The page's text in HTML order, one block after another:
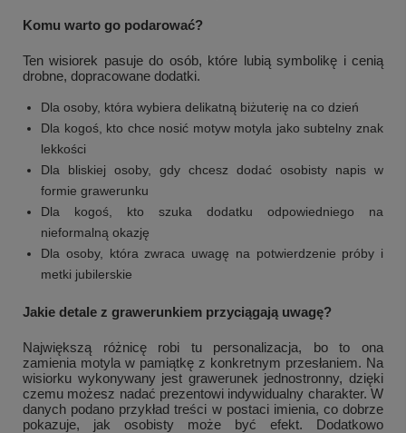
Komu warto go podarować?
Ten wisiorek pasuje do osób, które lubią symbolikę i cenią
drobne, dopracowane dodatki.
Dla osoby, która wybiera delikatną biżuterię na co dzień
Dla kogoś, kto chce nosić motyw motyla jako subtelny znak
lekkości
Dla bliskiej osoby, gdy chcesz dodać osobisty napis w
formie grawerunku
Dla kogoś, kto szuka dodatku odpowiedniego na
nieformalną okazję
Dla osoby, która zwraca uwagę na potwierdzenie próby i
metki jubilerskie
Jakie detale z grawerunkiem przyciągają uwagę?
Największą różnicę robi tu personalizacja, bo to ona
zamienia motyla w pamiątkę z konkretnym przesłaniem. Na
wisiorku wykonywany jest grawerunek jednostronny, dzięki
czemu możesz nadać prezentowi indywidualny charakter. W
danych podano przykład treści w postaci imienia, co dobrze
pokazuje, jak osobisty może być efekt. Dodatkowo